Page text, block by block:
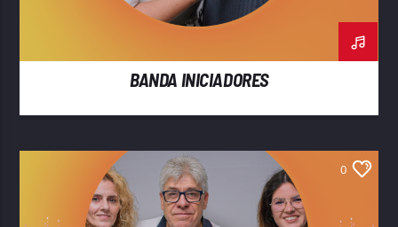
BANDA INICIADORES
0